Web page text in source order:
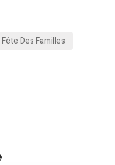
Fête Des Familles